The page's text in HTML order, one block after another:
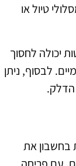
טיול או
יכולה לחסוך
לבסוף, ניתן
הדלק.
בחשבון את